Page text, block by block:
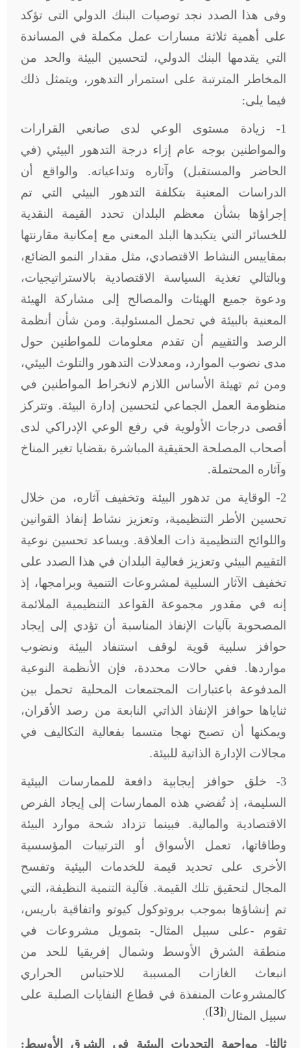
وفى هذا الصدد نجد توصيات البنك الدولي التى تؤكد
على أهمية ثلاثة مسارات عمل مكملة في المساندة
التي يقدمها البنك الدولي، لتحسين البيئة والحد من
المخاطر المترتبة على استمرار التدهور، ويتمثل ذلك
فيما يلى:
1- زيادة مستوى الوعي لدى صانعي القرارات
والمواطنين بوجه عام إزاء درجة التدهور البيئي (في
الحاضر والمستقبل) وآثاره وتداعياته. والواقع أن
الدراسات المعنية بتكلفة التدهور البيئي التي تم
إجراؤها بشأن معظم البلدان تحدد القيمة النقدية
للخسائر التي يتكبدها البلد المعني مع إمكانية مقارنتها
بمقاييس النشاط الاقتصادي، مثل مقدار النمو الضائع،
وبالتالي تغذية السياسة الاقتصادية بالاستراتيجيات،
ودعوة جميع الهيئات والمصالح إلى مشاركة الهيئة
المعنية بالبيئة في تحمل المسئولية. ومن شأن أنظمة
الرصد والتقييم أن تقدم معلومات للمواطنين حول
مدى نضوب الموارد، ومعدلات التدهور والتلوث البيئي،
ومن ثم تهيئة الأساس اللازم لانخراط المواطنين في
منظومة العمل الجماعي لتحسين إدارة البيئة. وتتركز
أقصى درجات الأولوية في رفع الوعي الإدراكي لدى
أصحاب المصلحة الحقيقية المباشرة بقضايا تغير المناخ
وآثاره المحتملة.
2- الوقاية من تدهور البيئة وتخفيف آثاره، من خلال
تحسين الأطر التنظيمية، وتعزيز نشاط إنفاذ القوانين
واللوائح التنظيمية ذات العلاقة. ويساعد تحسين نوعية
التقييم البيئي وتعزيز فعالية البلدان في هذا الصدد على
تخفيف الآثار السلبية لمشروعات التنمية وبرامجها، إذ
إنه في مقدور مجموعة القواعد التنظيمية الملائمة
المصحوبة بآليات الإنفاذ المناسبة أن تؤدي إلى إيجاد
حوافز سلبية قوية لوقف استنفاد البيئة ونضوب
مواردها. ففي حالات محددة، فإن الأنظمة النوعية
المدفوعة باعتبارات المجتمعات المحلية تحمل بين
ثناياها حوافز الإنفاذ الذاتي النابعة من رصد الأقران،
ويمكنها أن تصبح نهجا متسما بفعالية التكاليف في
مجالات الإدارة الذاتية للبيئة.
3- خلق حوافز إيجابية دافعة للممارسات البيئية
السليمة، إذ تُفضي هذه الممارسات إلى إيجاد الفرص
الاقتصادية والمالية. فبينما تزداد شحة موارد البيئة
وطاقاتها، تعمل الأسواق أو الترتيبات المؤسسية
الأخرى على تحديد قيمة للخدمات البيئية وتفسح
المجال لتحقيق تلك القيمة. فآلية التنمية النظيفة، التي
تم إنشاؤها بموجب بروتوكول كيوتو واتفاقية باريس،
تقوم -على سبيل المثال- بتمويل مشروعات في
منطقة الشرق الأوسط وشمال إفريقيا للحد من
انبعاث الغازات المسببة للاحتباس الحراري
كالمشروعات المنفذة في قطاع النفايات الصلبة على
سبيل المثال(
[3]
)
.
ثالثا- مواجهة التحديات البيئية فى الشرق الأوسط: